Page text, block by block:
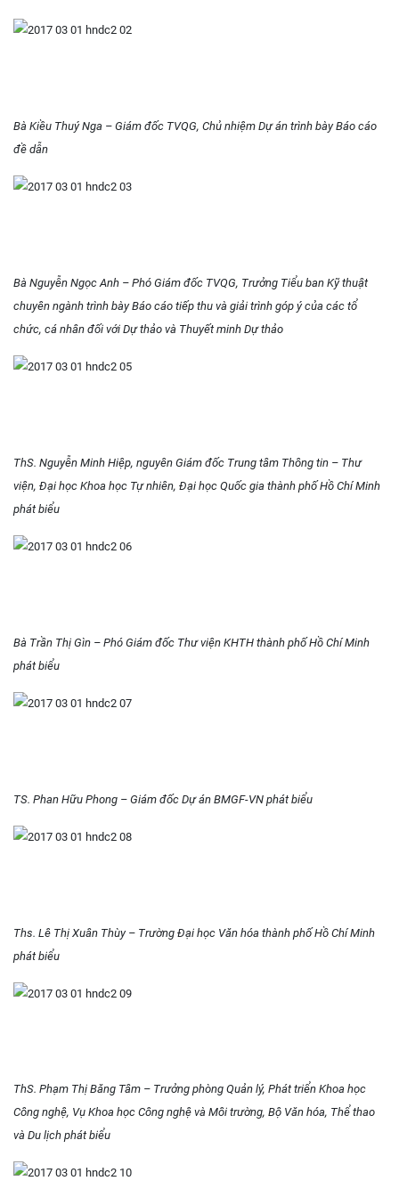
Bà Kiều Thuý Nga – Giám đốc TVQG, Chủ nhiệm Dự án trình bày Báo cáo
đề dẫn
Bà Nguyễn Ngọc Anh – Phó Giám đốc TVQG, Trưởng Tiểu ban Kỹ thuật
chuyên ngành trình bày Báo cáo tiếp thu và giải trình góp ý của các tổ
chức, cá nhân đối với Dự thảo và Thuyết minh Dự thảo
ThS. Nguyễn Minh Hiệp, nguyên Giám đốc Trung tâm Thông tin – Thư
viện, Đại học Khoa học Tự nhiên, Đại học Quốc gia thành phố Hồ Chí Minh
phát biểu
Bà Trần Thị Gìn – Phó Giám đốc Thư viện KHTH thành phố Hồ Chí Minh
phát biểu
TS. Phan Hữu Phong – Giám đốc Dự án BMGF-VN phát biểu
Ths. Lê Thị Xuân Thùy – Trường Đại học Văn hóa thành phố Hồ Chí Minh
phát biểu
ThS. Phạm Thị Băng Tâm – Trưởng phòng Quản lý, Phát triển Khoa học
Công nghệ, Vụ Khoa học Công nghệ và Môi trường, Bộ Văn hóa, Thể thao
và Du lịch phát biểu